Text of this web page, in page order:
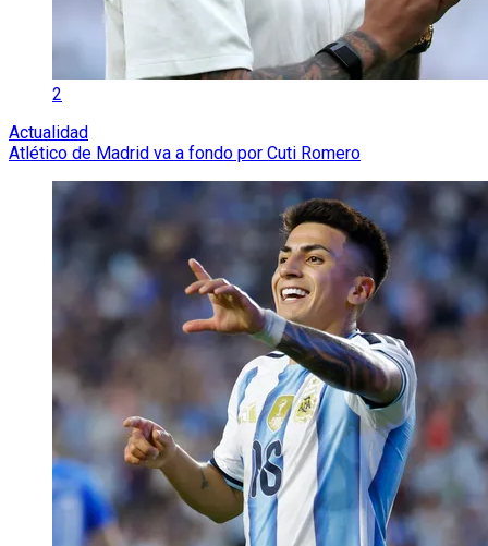
2
Actualidad
Atlético de Madrid va a fondo por Cuti Romero